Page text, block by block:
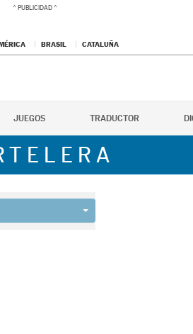
BRASIL CATALUÑA
JUEGOS TRADUCTOR